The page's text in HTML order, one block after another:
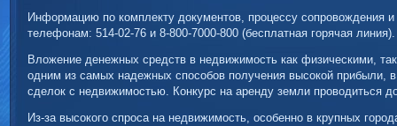
Информацию по комплекту документов, процессу сопровождения
телефонам: 514-02-76 и 8-800-7000-800 (бесплатная горячая линия).
Вложение денежных средств в недвижимость как физическими,
одним из самых надежных способов получения высокой прибыли,
сделок с недвижимостью. Конкурс на аренду земли проводиться
Из-за высокого спроса на недвижимость, особенно в крупных